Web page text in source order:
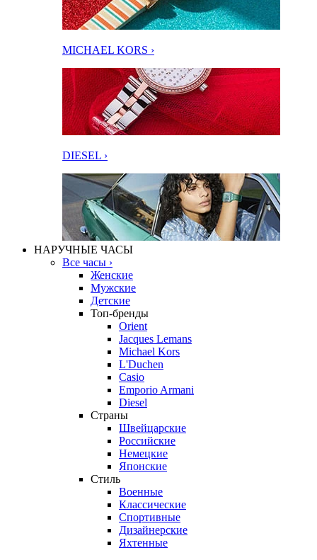
MICHAEL KORS ›
DIESEL ›
НАРУЧНЫЕ ЧАСЫ
Все часы ›
Женские
Мужские
Детские
Топ-бренды
Orient
Jacques Lemans
Michael Kors
L'Duchen
Casio
Emporio Armani
Diesel
Страны
Швейцарские
Российские
Немецкие
Японские
Стиль
Военные
Классические
Спортивные
Дизайнерские
Яхтенные